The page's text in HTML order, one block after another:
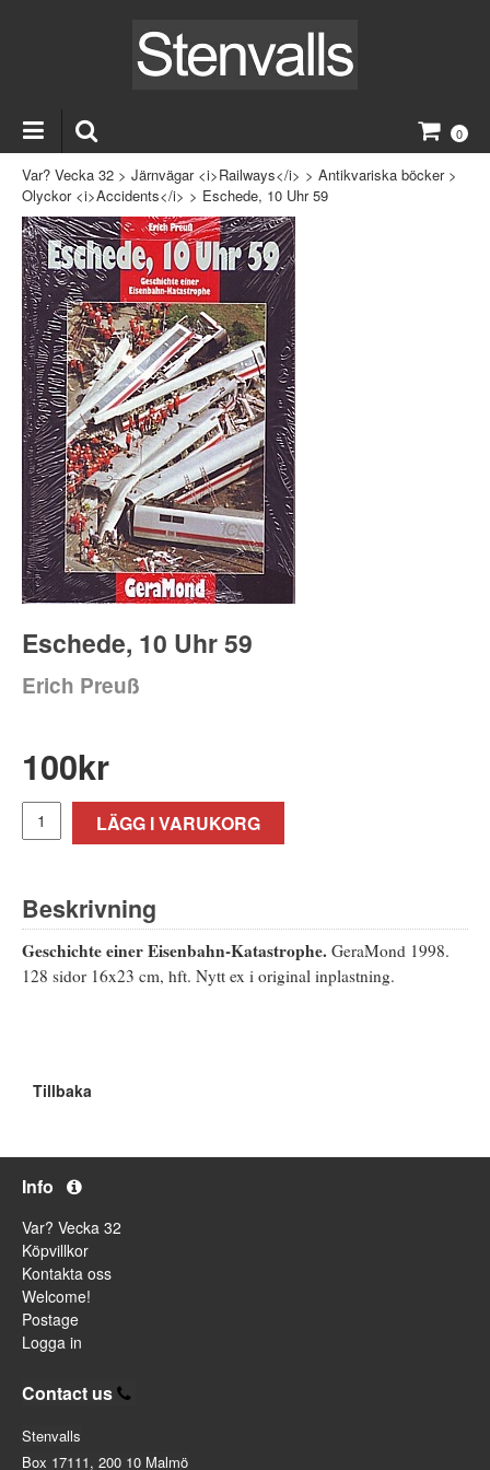
0
Var? Vecka 32 > Järnvägar <i>Railways</i> > Antikvariska böcker>
Olyckor <i>Accidents</i> > Eschede, 10 Uhr 59
Eschede, 10 Uhr 59
Erich Preuß
100kr
LÄGG I VARUKORG
Beskrivning
Geschichte einer Eisenbahn-Katastrophe. GeraMond 1998.
128 sidor 16x23 cm, hft. Nytt ex i original inplastning.
Tillbaka
Info
Var? Vecka 32
Köpvillkor
Kontakta oss
Welcome!
Postage
Logga in
Contact us
Stenvalls
Box 17111, 200 10 Malmö